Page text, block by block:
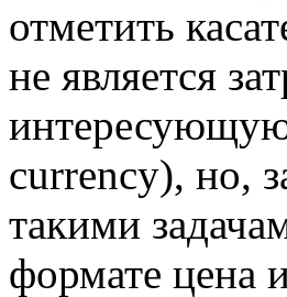
отметить
не является
currency), но,
такими
формате цена